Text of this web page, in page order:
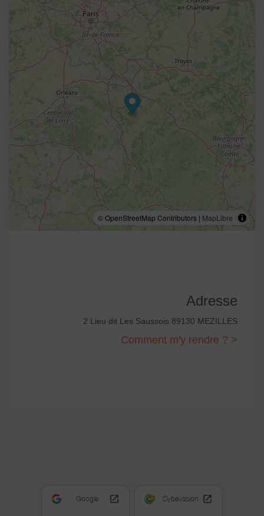
© OpenStreetMap Contributors | MapLibre
Adresse
2 Lieu dit Les Saussois 89130 MEZILLES
Comment m'y rendre ? >
Google Cybevasion